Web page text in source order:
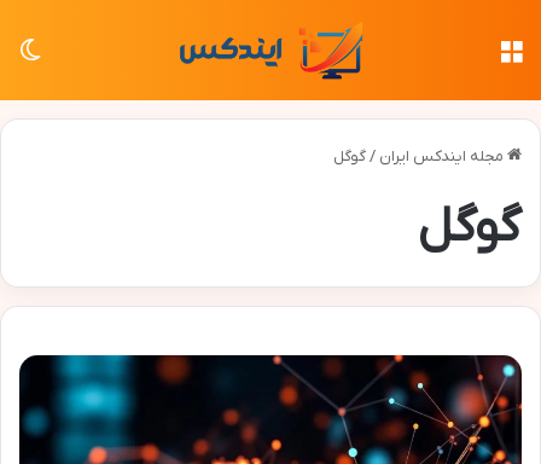
مجله ایندکس ایران /گوگل
گوگل